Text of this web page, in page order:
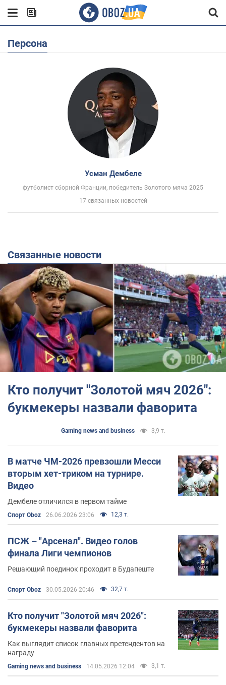
Персона
Усман Дембеле
футболист сборной Франции, победитель Золотого мяча 2025
17 связанных новостей
Связанные новости
Кто получит "Золотой мяч 2026":
букмекеры назвали фаворита
Gaming news and business 3,9 т.
В матче ЧМ-2026 превзошли Месси
вторым хет-триком на турнире.
Видео
Дембеле отличился в первом тайме
Спорт Oboz 26.06.2026 23:06 12,3 т.
ПСЖ – "Арсенал". Видео голов
финала Лиги чемпионов
Решающий поединок проходит в Будапеште
Спорт Oboz 30.05.2026 20:46 32,7 т.
Кто получит "Золотой мяч 2026":
букмекеры назвали фаворита
Как выглядит список главных претендентов на
награду
Gaming news and business 14.05.2026 12:04 3,1 т.